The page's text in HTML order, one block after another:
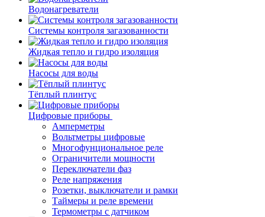
Водонагреватели
Системы контроля загазованности
Жидкая тепло и гидро изоляция
Насосы для воды
Тёплый плинтус
Цифровые приборы
Амперметры
Вольтметры цифровые
Многофунциональное реле
Ограничители мощности
Переключатели фаз
Реле напряжения
Розетки, выключатели и рамки
Таймеры и реле времени
Термометры c датчиком